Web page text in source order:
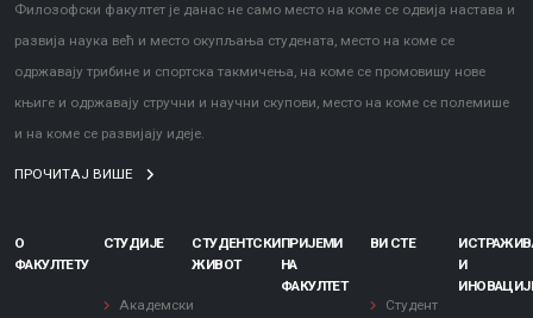
Филозофски факултет је данас не само место на коме се одвија настава и
развија наука већ и место окупљања студената, место на коме се
одржавају трибине и спортска такмичења, на коме се промовишу нове
књиге и одржавају стручни и научни скупови, место на коме се полемише
и на коме се развијају идеје.
ПРОЧИТАЈ ВИШЕ
О
ФАКУЛТЕТУ
СТУДИЈЕ
Академски
СТУДЕНТСКИ
ЖИВОТ
ПРИЈЕМИ
НА
ФАКУЛТЕТ
ВИ СТЕ
Студент
И